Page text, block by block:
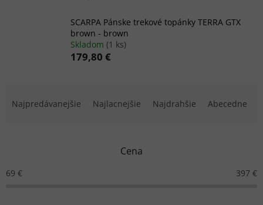
SCARPA Pánske trekové topánky TERRA GTX
brown - brown
Skladom (1 ks)
179,80 €
e
p
Najpredávanejšie Najlacnejšie Najdrahšie Abecedne
Cena
69 € 397 €